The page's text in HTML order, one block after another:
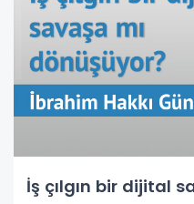
İş çılgın bir dijital